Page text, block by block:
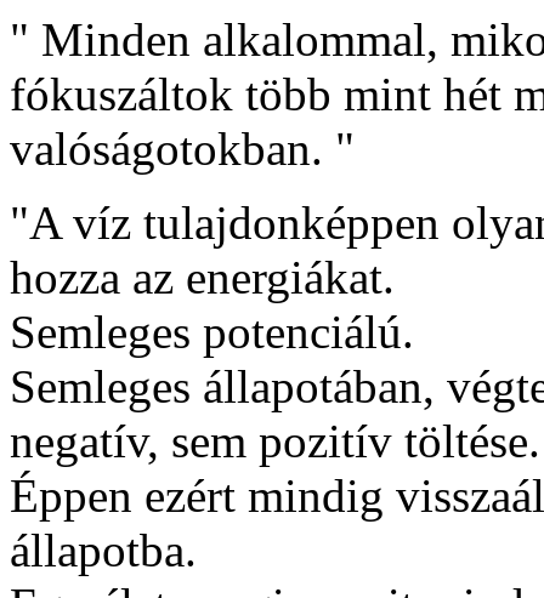
" Minden alkalommal,
fókuszáltok több mint hét
valóságotokban. "
"A víz tulajdonképpen
hozza az energiákat.
Semleges potenciálú.
Semleges állapotában,
negatív, sem pozitív töltése.
Éppen ezért mindig
állapotba.